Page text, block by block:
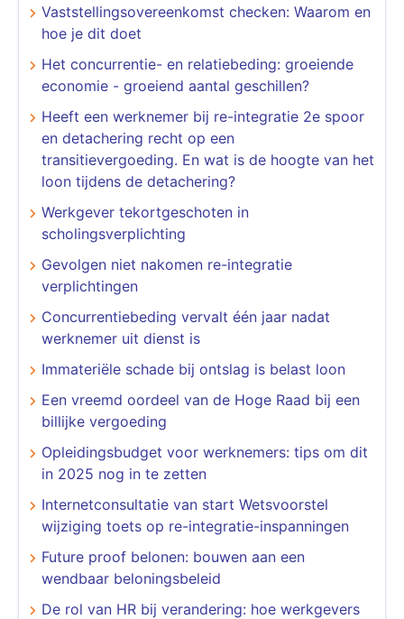
Vaststellingsovereenkomst checken: Waarom en
hoe je dit doet
Het concurrentie- en relatiebeding: groeiende
economie - groeiend aantal geschillen?
Heeft een werknemer bij re-integratie 2e spoor
en detachering recht op een
transitievergoeding. En wat is de hoogte van het
loon tijdens de detachering?
Werkgever tekortgeschoten in
scholingsverplichting
Gevolgen niet nakomen re-integratie
verplichtingen
Concurrentiebeding vervalt één jaar nadat
werknemer uit dienst is
Immateriële schade bij ontslag is belast loon
Een vreemd oordeel van de Hoge Raad bij een
billijke vergoeding
Opleidingsbudget voor werknemers: tips om dit
in 2025 nog in te zetten
Internetconsultatie van start Wetsvoorstel
wijziging toets op re-integratie-inspanningen
Future proof belonen: bouwen aan een
wendbaar beloningsbeleid
​​​​​​​De rol van HR bij verandering: hoe werkgevers